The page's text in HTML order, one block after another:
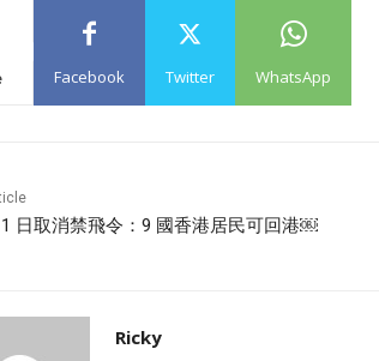
Facebook Twitter WhatsApp
日取消禁飛令：9 國香港居民可回港￼
Ricky